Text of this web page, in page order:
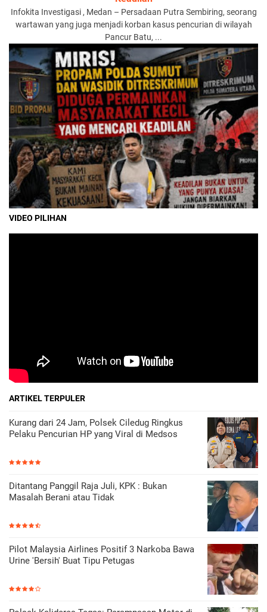
Infokita Investigasi , Medan – Persadaan Putra Sembiring, seorang
wartawan yang juga menjadi korban kasus pencurian di wilayah
Pancur Batu, ...
VIDEO PILIHAN
ARTIKEL TERPULER
Kurang dari 24 Jam, Polsek Ciledug Ringkus
Pelaku Pencurian HP yang Viral di Medsos
Ditantang Panggil Raja Juli, KPK : Bukan
Masalah Berani atau Tidak
Pilot Malaysia Airlines Positif 3 Narkoba Bawa
Urine 'Bersih' Buat Tipu Petugas